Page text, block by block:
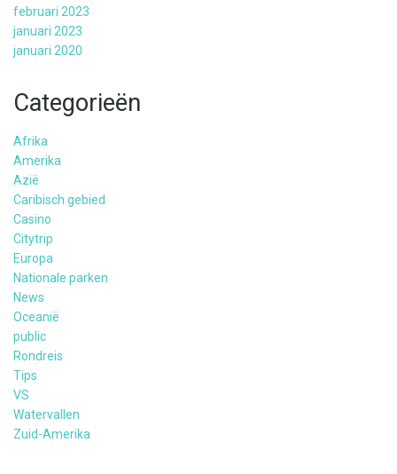
februari 2023
januari 2023
januari 2020
Categorieën
Afrika
Amerika
Azië
Caribisch gebied
Casino
Citytrip
Europa
Nationale parken
News
Oceanië
public
Rondreis
Tips
VS
Watervallen
Zuid-Amerika